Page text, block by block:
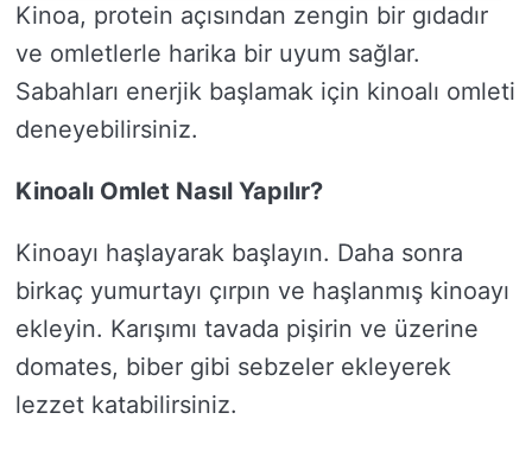
Kinoa, protein açısından zengin bir gıdadır
ve omletlerle harika bir uyum sağlar.
Sabahları enerjik başlamak için kinoalı omleti
deneyebilirsiniz.
Kinoalı Omlet Nasıl Yapılır?
Kinoayı haşlayarak başlayın. Daha sonra
birkaç yumurtayı çırpın ve haşlanmış kinoayı
ekleyin. Karışımı tavada pişirin ve üzerine
domates, biber gibi sebzeler ekleyerek
lezzet katabilirsiniz.